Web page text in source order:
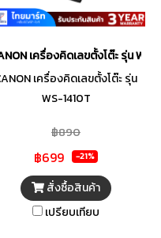
เครื่องคิดเลขตั้งโต๊ะ รุ่น WS-
เครื่องคิดเลขตั้งโต๊ะ รุ่น
WS-1410T
฿890
฿699 -21%
สั่งซื้อสินค้า
เปรียบเทียบ